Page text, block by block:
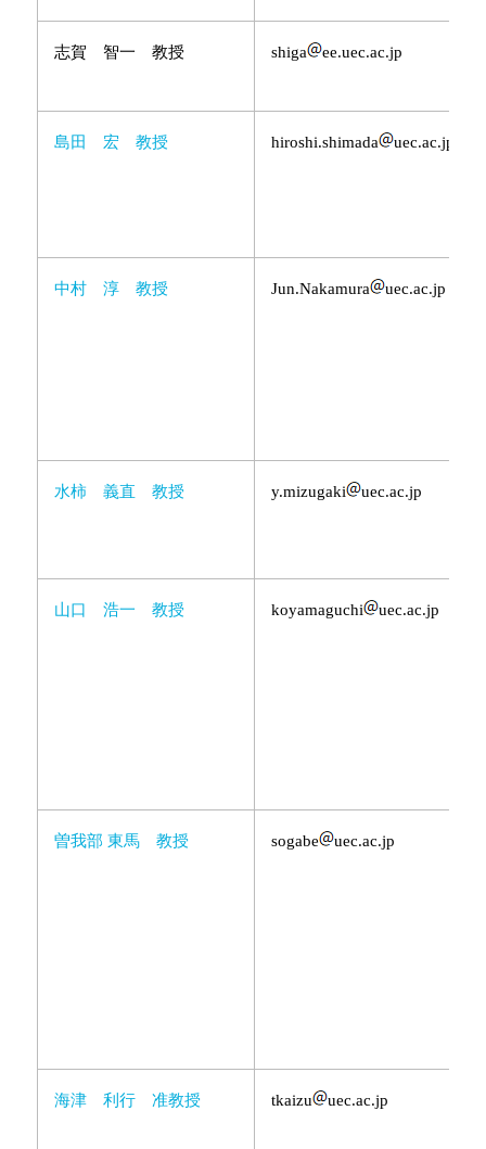
志賀 智一 教授 shiga ee.uec.ac.jp
島田 宏 教授 hiroshi.shimada uec.ac.jp
中村 淳 教授 Jun.Nakamura uec.ac.jp
水柿 義直 教授 y.mizugaki uec.ac.jp
山口 浩一 教授 koyamaguchi uec.ac.jp
曽我部 東馬 教授 sogabe uec.ac.jp
海津 利行 准教授 tkaizu uec.ac.jp